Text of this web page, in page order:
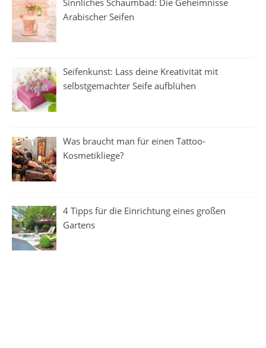
Arabischer Seifen
Seifenkunst: Lass deine Kreativität mit
selbstgemachter Seife aufblühen
Was braucht man für einen Tattoo-
Kosmetikliege?
4 Tipps für die Einrichtung eines großen
Gartens